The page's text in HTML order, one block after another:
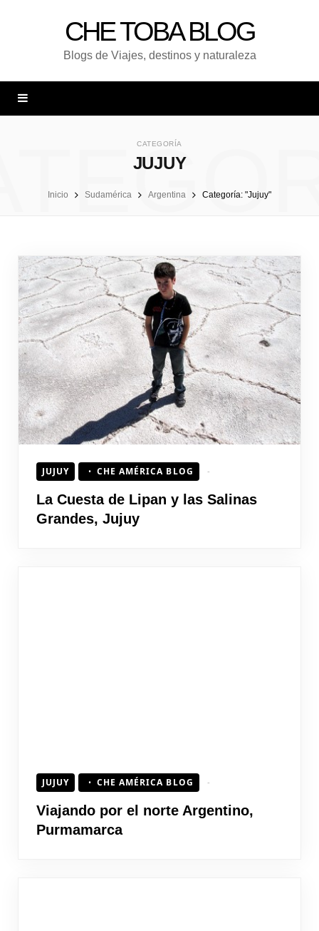
CHE TOBA BLOG
Blogs de Viajes, destinos y naturaleza
CATEGORÍA
JUJUY
Inicio Sudamérica Argentina Categoría: "Jujuy"
JUJUY CHE AMÉRICA BLOG
La Cuesta de Lipan y las Salinas
Grandes, Jujuy
JUJUY CHE AMÉRICA BLOG
Viajando por el norte Argentino,
Purmamarca